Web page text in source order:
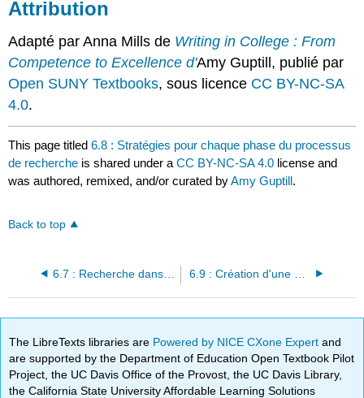
Attribution
Adapté par Anna Mills de Writing in College : From
Competence to Excellence d'Amy Guptill, publié par
Open SUNY Textbooks, sous licence CC BY-NC-SA
4.0.
This page titled6.8 : Stratégies pour chaque phase du processus
de recherche is shared under aCC BY-NC-SA 4.0 license and
was authored, remixed, and/or curated byAmy Guptill.
Back to top
6.7 : Recherche dans les bases de données d'articles de revues universitaires
The LibreTexts libraries are Powered by NICE CXone Expertand
are supported by the Department of Education Open Textbook Pilot
Project, the UC Davis Office of the Provost, the UC Davis Library,
the California State University Affordable Learning Solutions